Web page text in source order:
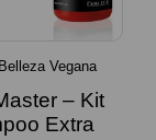
Vegana
– Kit
Extra